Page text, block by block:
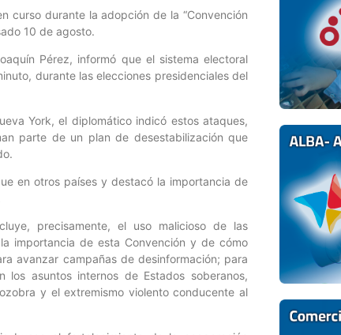
curso durante la adopción de la “Convención
10 de agosto.
Pérez, informó que el sistema electoral
durante las elecciones presidenciales del
York, el diplomático indicó estos ataques,
parte de un plan de desestabilización que
en otros países y destacó la importancia de
precisamente, el uso malicioso de las
importancia de esta Convención y de cómo
avanzar campañas de desinformación; para
asuntos internos de Estados soberanos,
y el extremismo violento conducente al